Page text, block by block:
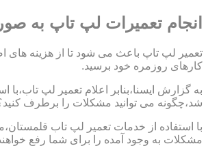
انجام تعمیرات لپ تاپ به
تعمیر لپ تاپ باعث می شود تا از هزینه های
کارهای روزمره خود برسید.
به گزارش ایسنا،بنابر اعلام تعمیر لپ
شد،چگونه می توانید مشکلات را برطرف کنید؟
با استفاده از خدمات تعمیر لپ تاب
مشکلات به وجود آمده را برای شما رفع